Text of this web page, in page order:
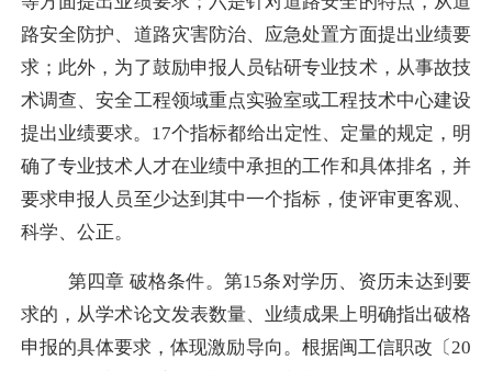
路安全防护、道路灾害防治、应急处置方面提出业绩要
求；此外，为了鼓励申报人员钻研专业技术，从事故技
术调查、安全工程领域重点实验室或工程技术中心建设
提出业绩要求。 17个指标都给出定性、定量的规定， 明
确了专业技术人才在业绩中承担的工作和具体排名 ，并
要求申报人员至少达到其中一个指标，使评审更客观、
科学、公正。
第四章 破格条件。第15条对学历、资历未达到要
求的，从学术论文发表数量、业绩成果上明确指出破格
申报的具体要求，体现激励导向。根据闽工信职改〔 20